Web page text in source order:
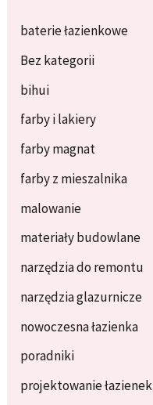
baterie łazienkowe
Bez kategorii
bihui
farby i lakiery
farby magnat
farby z mieszalnika
malowanie
materiały budowlane
narzędzia do remontu
narzędzia glazurnicze
nowoczesna łazienka
poradniki
projektowanie łazienek